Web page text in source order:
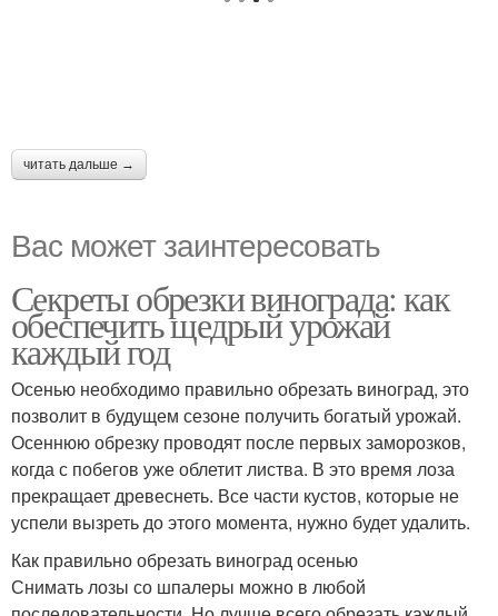
читать дальше →
Вас может заинтересовать
Секреты обрезки винограда: как
обеспечить щедрый урожай
каждый год
Осенью необходимо правильно обрезать виноград, это
позволит в будущем сезоне получить богатый урожай.
Осеннюю обрезку проводят после первых заморозков,
когда с побегов уже облетит листва. В это время лоза
прекращает древеснеть. Все части кустов, которые не
успели вызреть до этого момента, нужно будет удалить.
Как правильно обрезать виноград осенью
Снимать лозы со шпалеры можно в любой